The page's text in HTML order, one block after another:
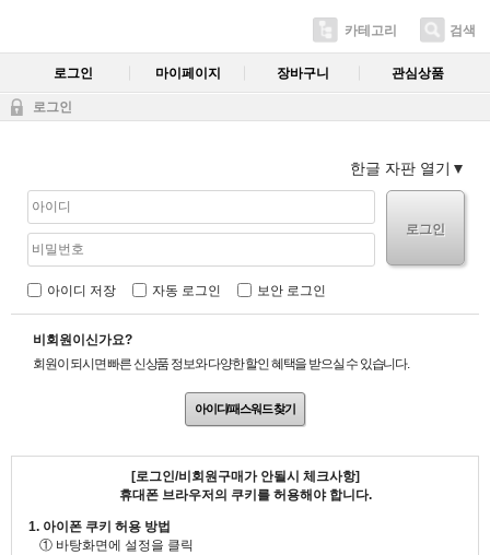
카테고리 검색
로그인 마이페이지 장바구니 관심상품
로그인
한글 자판 열기
로그인
아이디 저장 자동 로그인 보안 로그인
비회원이신가요?
회원이 되시면 빠른 신상품 정보와 다양한 할인 혜택을 받으실 수 있습니다.
아이디/패스워드 찾기
[로그인/비회원구매가 안될시 체크사항]
휴대폰 브라우저의 쿠키를 허용해야 합니다.
1. 아이폰 쿠키 허용 방법
① 바탕화면에 설정을 클릭